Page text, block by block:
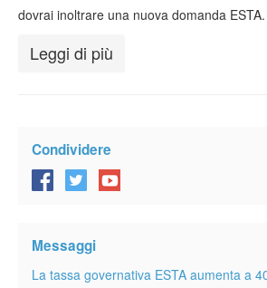
dovrai inoltrare una nuova domanda
Leggi di più
Condividere
Messaggi
La tassa governativa ESTA aumenta a